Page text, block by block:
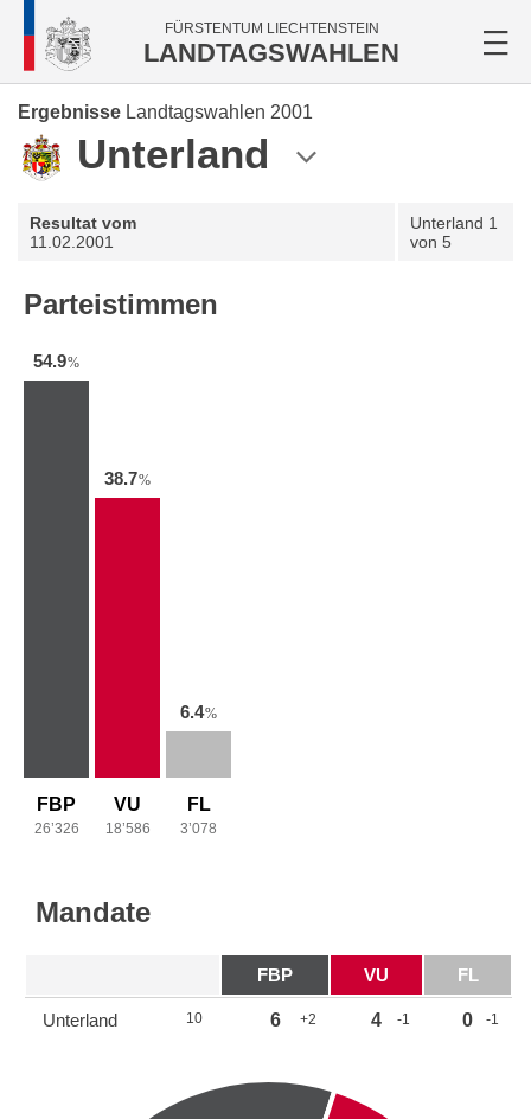
FÜRSTENTUM LIECHTENSTEIN
LANDTAGSWAHLEN
Ergebnisse Landtagswahlen 2001
Unterland
Resultat vom
11.02.2001
Unterland 1
von 5
Parteistimmen
54.9%
FBP
26’326
38.7%
VU
18’586
6.4%
FL
3’078
Mandate
FBP VU FL
Unterland 10 6 +2 4 -1 0 -1